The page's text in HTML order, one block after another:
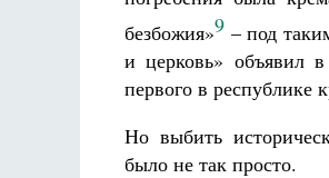
безбожия»9 – под
и церковь» объявил
первого в республике
Но выбить
было не так просто.